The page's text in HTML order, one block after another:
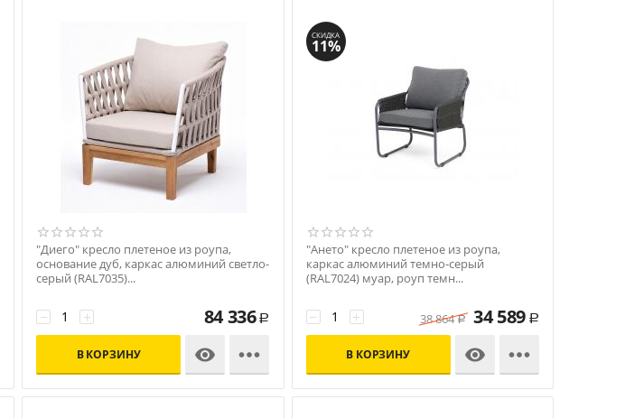
"Диего" кресло плетеное из роупа,
основание дуб, каркас алюминий светло-
серый (RAL7035)...
+
− 84 336 Р
В КОРЗИНУ 

СКИДКА
11%
"Ането" кресло плетеное из роупа,
каркас алюминий темно-серый
(RAL7024) муар, роуп темн...
+
− 38 864 Р 34 589 Р
В КОРЗИНУ 
